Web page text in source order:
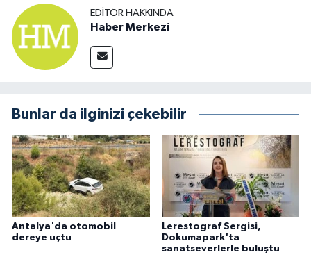
EDITÖR HAKKINDA
Haber Merkezi
Bunlar da ilginizi çekebilir
Antalya'da otomobil
dereye uçtu
Lerestograf Sergisi,
Dokumapark'ta
sanatseverlerle buluştu